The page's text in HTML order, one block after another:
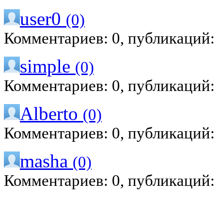
user0 (0)
Комментариев: 0,
simple (0)
Комментариев: 0,
Alberto (0)
Комментариев: 0,
masha (0)
Комментариев: 0,